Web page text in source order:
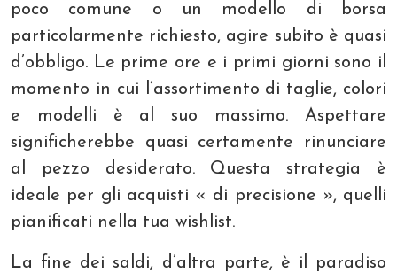
poco comune o un modello di borsa
particolarmente richiesto, agire subito è quasi
d’obbligo. Le prime ore e i primi giorni sono il
momento in cui l’assortimento di taglie, colori
e modelli è al suo massimo. Aspettare
significherebbe quasi certamente rinunciare
al pezzo desiderato. Questa strategia è
ideale per gli acquisti « di precisione », quelli
pianificati nella tua wishlist.
La fine dei saldi, d’altra parte, è il paradiso